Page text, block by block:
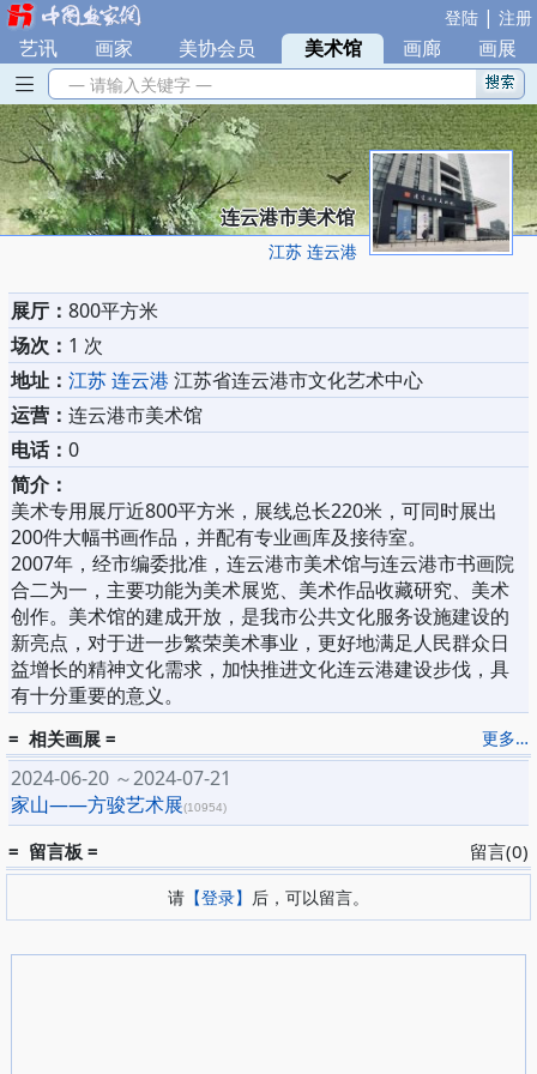
登陆 | 注册
艺讯 画家 美协会员 | 美术馆 画廊 画展
— 请输入关键字 —
连云港市美术馆
江苏 连云港
展厅： 800平方米
场次： 1 次
地址： 江苏 连云港 江苏省连云港市文化艺术中心
运营： 连云港市美术馆
电话： 0
简介：
美术专用展厅近800平方米，展线总长220米，可同时展出
200件大幅书画作品，并配有专业画库及接待室。
2007年，经市编委批准，连云港市美术馆与连云港市书画院
合二为一，主要功能为美术展览、美术作品收藏研究、美术
创作。美术馆的建成开放，是我市公共文化服务设施建设的
新亮点，对于进一步繁荣美术事业，更好地满足人民群众日
益增长的精神文化需求，加快推进文化连云港建设步伐，具
有十分重要的意义。
更多…
= 相关画展 =
2024-06-20 ～2024-07-21
家山——方骏艺术展(10954)
留言(0)
= 留言板 =
请 【登录】 后，可以留言。